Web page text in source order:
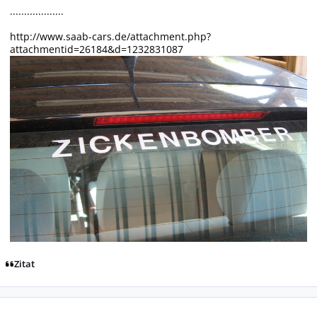
...................
http://www.saab-cars.de/attachment.php?
attachmentid=26184&d=1232831087
Zitat